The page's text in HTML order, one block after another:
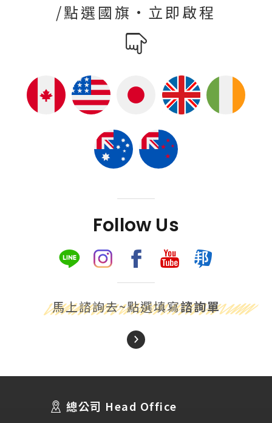
/點選國旗·立即啟程
Follow Us
馬上諮詢去~點選填寫諮詢單
總公司 Head Office